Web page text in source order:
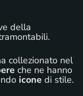
della
collezionato nel
che ne hanno
icone di stile.